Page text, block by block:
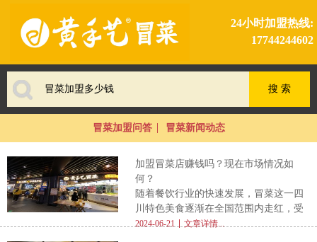
24小时加盟热线:
17744244602
冒菜加盟问答 冒菜新闻动态
加盟冒菜店赚钱吗？现在市场情况如
何？
随着餐饮行业的快速发展，冒菜这一四
川特色美食逐渐在全国范围内走红，受
到了越来越多消费者的喜爱。对于想要
2024-06-21 文章详情...